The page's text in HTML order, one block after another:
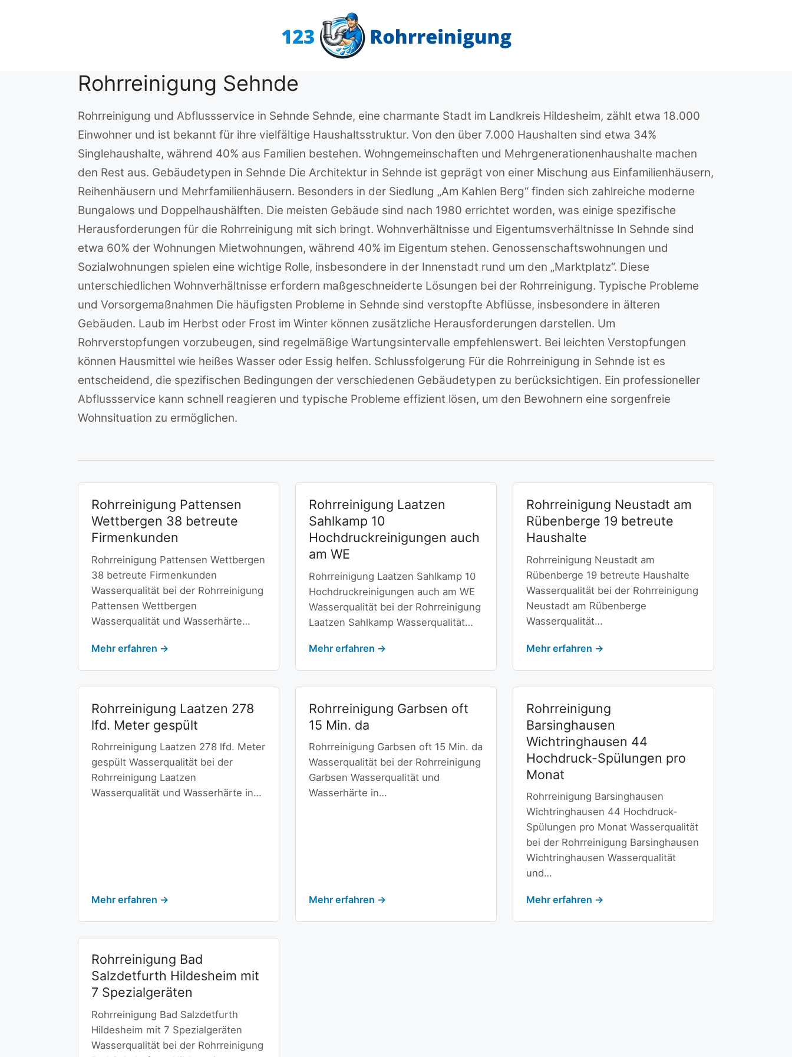
Rohrreinigung Sehnde
Rohrreinigung und Abflussservice in Sehnde Sehnde, eine charmante Stadt im Landkreis Hildesheim, zählt etwa 18.000
Einwohner und ist bekannt für ihre vielfältige Haushaltsstruktur. Von den über 7.000 Haushalten sind etwa 34%
Singlehaushalte, während 40% aus Familien bestehen. Wohngemeinschaften und Mehrgenerationenhaushalte machen
den Rest aus. Gebäudetypen in Sehnde Die Architektur in Sehnde ist geprägt von einer Mischung aus Einfamilienhäusern,
Reihenhäusern und Mehrfamilienhäusern. Besonders in der Siedlung „Am Kahlen Berg“ finden sich zahlreiche moderne
Bungalows und Doppelhaushälften. Die meisten Gebäude sind nach 1980 errichtet worden, was einige spezifische
Herausforderungen für die Rohrreinigung mit sich bringt. Wohnverhältnisse und Eigentumsverhältnisse In Sehnde sind
etwa 60% der Wohnungen Mietwohnungen, während 40% im Eigentum stehen. Genossenschaftswohnungen und
Sozialwohnungen spielen eine wichtige Rolle, insbesondere in der Innenstadt rund um den „Marktplatz“. Diese
unterschiedlichen Wohnverhältnisse erfordern maßgeschneiderte Lösungen bei der Rohrreinigung. Typische Probleme
und Vorsorgemaßnahmen Die häufigsten Probleme in Sehnde sind verstopfte Abflüsse, insbesondere in älteren
Gebäuden. Laub im Herbst oder Frost im Winter können zusätzliche Herausforderungen darstellen. Um
Rohrverstopfungen vorzubeugen, sind regelmäßige Wartungsintervalle empfehlenswert. Bei leichten Verstopfungen
können Hausmittel wie heißes Wasser oder Essig helfen. Schlussfolgerung Für die Rohrreinigung in Sehnde ist es
entscheidend, die spezifischen Bedingungen der verschiedenen Gebäudetypen zu berücksichtigen. Ein professioneller
Abflussservice kann schnell reagieren und typische Probleme effizient lösen, um den Bewohnern eine sorgenfreie
Wohnsituation zu ermöglichen.
Rohrreinigung Pattensen
Wettbergen 38 betreute
Firmenkunden
Rohrreinigung Pattensen Wettbergen
38 betreute Firmenkunden
Wasserqualität bei der Rohrreinigung
Pattensen Wettbergen
Wasserqualität und Wasserhärte…
Mehr erfahren →
Rohrreinigung Laatzen
Sahlkamp 10
Hochdruckreinigungen auch
am WE
Rohrreinigung Laatzen Sahlkamp 10
Hochdruckreinigungen auch am WE
Wasserqualität bei der Rohrreinigung
Laatzen Sahlkamp Wasserqualität…
Mehr erfahren →
Rohrreinigung Neustadt am
Rübenberge 19 betreute
Haushalte
Rohrreinigung Neustadt am
Rübenberge 19 betreute Haushalte
Wasserqualität bei der Rohrreinigung
Neustadt am Rübenberge
Wasserqualität…
Mehr erfahren →
Rohrreinigung Laatzen 278
lfd. Meter gespült
Rohrreinigung Laatzen 278 lfd. Meter
gespült Wasserqualität bei der
Rohrreinigung Laatzen
Wasserqualität und Wasserhärte in…
Mehr erfahren →
Rohrreinigung Garbsen oft
15 Min. da
Rohrreinigung Garbsen oft 15 Min. da
Wasserqualität bei der Rohrreinigung
Garbsen Wasserqualität und
Wasserhärte in…
Mehr erfahren →
Rohrreinigung
Barsinghausen
Wichtringhausen 44
Hochdruck-Spülungen pro
Monat
Rohrreinigung Barsinghausen
Wichtringhausen 44 Hochdruck-
Spülungen pro Monat Wasserqualität
bei der Rohrreinigung Barsinghausen
Wichtringhausen Wasserqualität
und…
Mehr erfahren →
Rohrreinigung Bad
Salzdetfurth Hildesheim mit
7 Spezialgeräten
Rohrreinigung Bad Salzdetfurth
Hildesheim mit 7 Spezialgeräten
Wasserqualität bei der Rohrreinigung